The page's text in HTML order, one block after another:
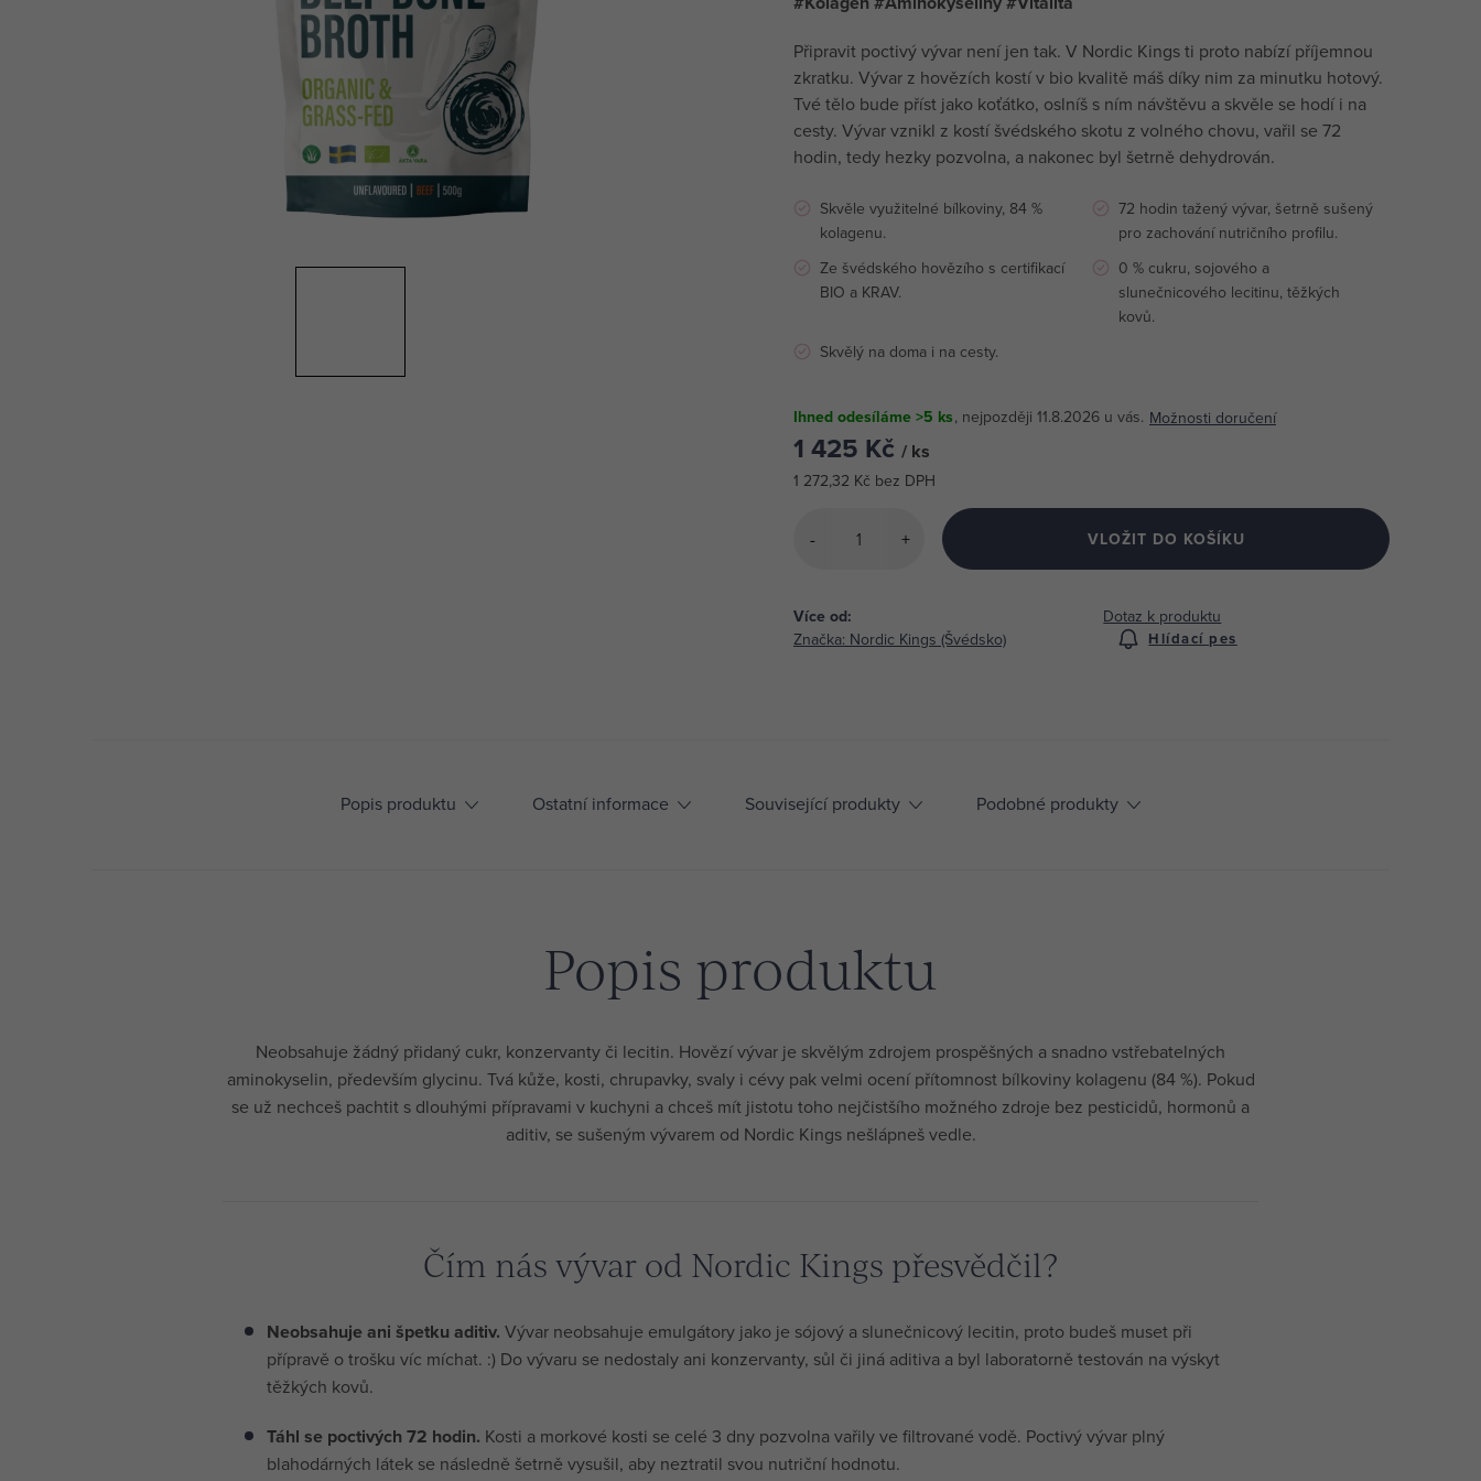
Připravit poctivý vývar není jen tak. V Nordic Kings ti proto nabízí příjemnou
zkratku. Vývar z hovězích kostí v bio kvalitě máš díky nim za minutku hotový.
Tvé tělo bude příst jako koťátko, oslníš s ním návštěvu a skvěle se hodí i na
cesty. Vývar vznikl z kostí švédského skotu z volného chovu, vařil se 72
hodin, tedy hezky pozvolna, a nakonec byl šetrně dehydrován.
Skvěle využitelné bílkoviny, 84 %
kolagenu.
72 hodin tažený vývar, šetrně sušený
pro zachování nutričního profilu.
Ze švédského hovězího s certifikací
BIO a KRAV.
0 % cukru, sojového a
slunečnicového lecitinu, těžkých
kovů.
Skvělý na doma i na cesty.
Ihned odesíláme >5 ks 11.8.2026 Možnosti doručení
1 425 Kč / ks
1 272,32 Kč bez DPH
VLOŽIT DO KOŠÍKU
Značka: Nordic Kings (Švédsko)
Dotaz k produktu
Hlídací pes
Popis produktu Ostatní informace Související produkty Podobné produkty
Popis produktu
Neobsahuje žádný přidaný cukr, konzervanty či lecitin. Hovězí vývar je skvělým zdrojem prospěšných a snadno vstřebatelných
aminokyselin, především glycinu. Tvá kůže, kosti, chrupavky, svaly i cévy pak velmi ocení přítomnost bílkoviny kolagenu (84 %). Pokud
se už nechceš pachtit s dlouhými přípravami v kuchyni a chceš mít jistotu toho nejčistšího možného zdroje bez pesticidů, hormonů a
aditiv, se sušeným vývarem od Nordic Kings nešlápneš vedle.
Čím nás vývar od Nordic Kings přesvědčil?
Neobsahuje ani špetku aditiv. Vývar neobsahuje emulgátory jako je sójový a slunečnicový lecitin, proto budeš muset při
přípravě o trošku víc míchat. :) Do vývaru se nedostaly ani konzervanty, sůl či jiná aditiva a byl laboratorně testován na výskyt
těžkých kovů.
Táhl se poctivých 72 hodin. Kosti a morkové kosti se celé 3 dny pozvolna vařily ve filtrované vodě. Poctivý vývar plný
blahodárných látek se následně šetrně vysušil, aby neztratil svou nutriční hodnotu.